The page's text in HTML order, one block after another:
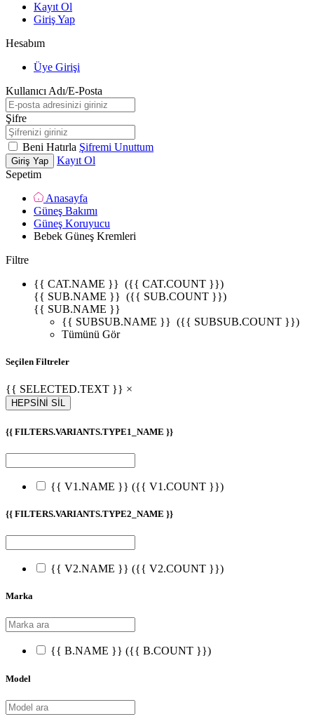
Kayıt Ol
Giriş Yap
Hesabım
Üye Girişi
Kullanıcı Adı/E-Posta
Şifre
Beni Hatırla Şifremi Unuttum
Giriş Yap
Kayıt Ol
Sepetim
Anasayfa
Güneş Bakımı
Güneş Koruyucu
Bebek Güneş Kremleri
Filtre
{{ CAT.NAME }} ({{ CAT.COUNT }})
{{ SUB.NAME }} ({{ SUB.COUNT }})
{{ SUB.NAME }}
{{ SUBSUB.NAME }} ({{ SUBSUB.COUNT }})
Tümünü Gör
Seçilen Filtreler
{{ SELECTED.TEXT }} ×
HEPSİNİ SİL
{{ FILTERS.VARIANTS.TYPE1_NAME }}
{{ V1.NAME }} ({{ V1.COUNT }})
{{ FILTERS.VARIANTS.TYPE2_NAME }}
{{ V2.NAME }} ({{ V2.COUNT }})
Marka
{{ B.NAME }} ({{ B.COUNT }})
Model